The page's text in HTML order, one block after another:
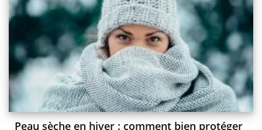
Peau sèche en hiver : comment bien protéger